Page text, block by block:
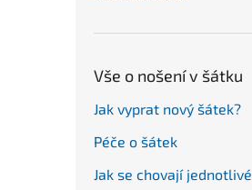
Vše o nošení v šátku
Jak vyprat nový šátek?
Péče o šátek
Jak se chovají